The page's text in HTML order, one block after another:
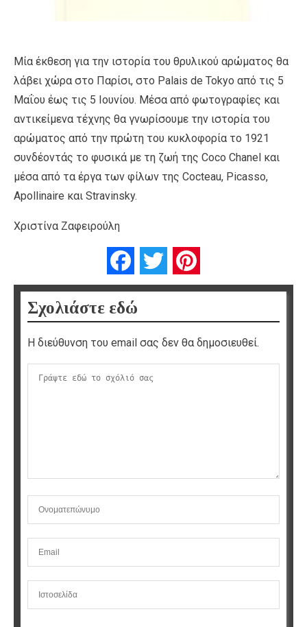
Μία έκθεση για την ιστορία του θρυλικού αρώματος θα
λάβει χώρα στο Παρίσι, στο Palais de Tokyo από τις 5
Μαΐου έως τις 5 Ιουνίου. Μέσα από φωτογραφίες και
αντικείμενα τέχνης θα γνωρίσουμε την ιστορία του
αρώματος από την πρώτη του κυκλοφορία το 1921
συνδέοντάς το φυσικά με τη ζωή της Coco Chanel και
μέσα από τα έργα των φίλων της Cocteau, Picasso,
Apollinaire και Stravinsky.
Χριστίνα Ζαφειρούλη
FacebookTwitter
Σχολιάστε εδώ
Η διεύθυνση του email σας δεν θα δημοσιευθεί.